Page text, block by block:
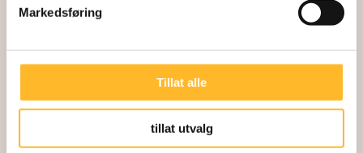
Markedsføring
Tillat alle
tillat utvalg
Kunnskapssenter for lengre arbeidsliv
Direktør: Kari Østerud
Akersgata 32